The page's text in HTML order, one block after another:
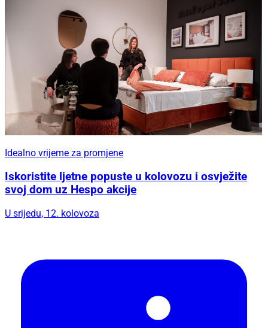
Idealno vrijeme za promjene
Iskoristite ljetne popuste u kolovozu i osvježite
svoj dom uz Hespo akcije
U srijedu, 12. kolovoza